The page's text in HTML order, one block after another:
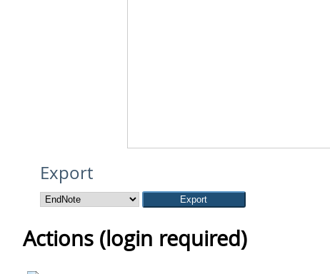
Export
Actions (login required)